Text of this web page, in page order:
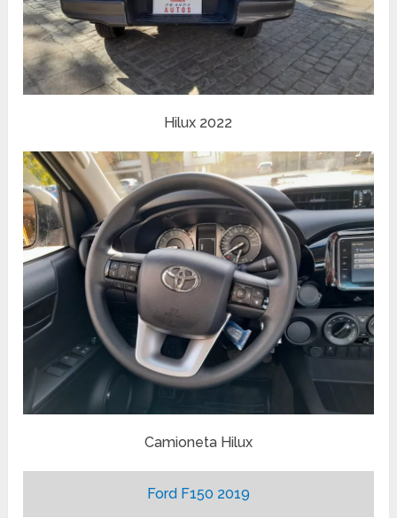
Hilux 2022
Camioneta Hilux
Ford F150 2019